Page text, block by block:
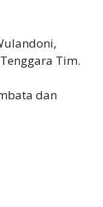
Tim.
dan